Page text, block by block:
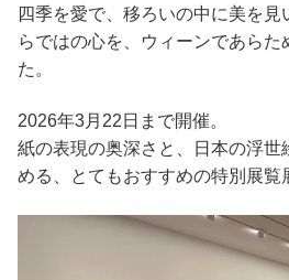
四季を愛で、移ろいの中に美を
らではの心を、ウィーンであらた
た。
2026年3月22日まで開催。
紙の表現の奥深さと、日本の浮世
める、とてもおすすめの特別展覧